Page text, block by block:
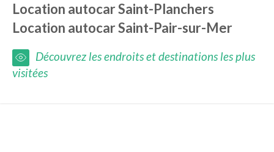
Location autocarSaint-Planchers
Location autocarSaint-Pair-sur-Mer
Découvrez les endroits et destinations les plus
visitées